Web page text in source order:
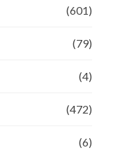
(601)
(79)
(4)
(472)
(6)